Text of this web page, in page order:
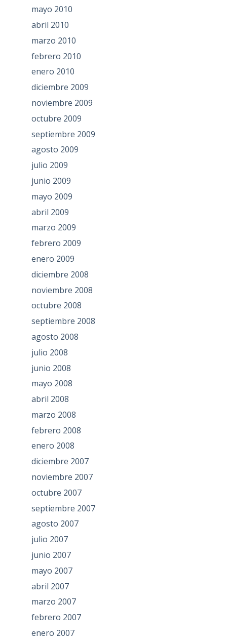
mayo 2010
abril 2010
marzo 2010
febrero 2010
enero 2010
diciembre 2009
noviembre 2009
octubre 2009
septiembre 2009
agosto 2009
julio 2009
junio 2009
mayo 2009
abril 2009
marzo 2009
febrero 2009
enero 2009
diciembre 2008
noviembre 2008
octubre 2008
septiembre 2008
agosto 2008
julio 2008
junio 2008
mayo 2008
abril 2008
marzo 2008
febrero 2008
enero 2008
diciembre 2007
noviembre 2007
octubre 2007
septiembre 2007
agosto 2007
julio 2007
junio 2007
mayo 2007
abril 2007
marzo 2007
febrero 2007
enero 2007